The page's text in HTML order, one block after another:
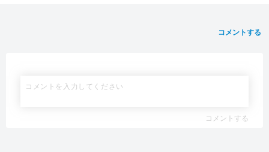
コメントする
コメントする